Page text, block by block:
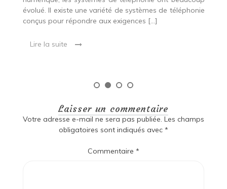
évolué. Il existe une variété de systèmes de téléphonie
conçus pour répondre aux exigences […]
Lire la suite
Laisser un commentaire
Votre adresse e-mail ne sera pas publiée. Les champs
obligatoires sont indiqués avec *
Commentaire *